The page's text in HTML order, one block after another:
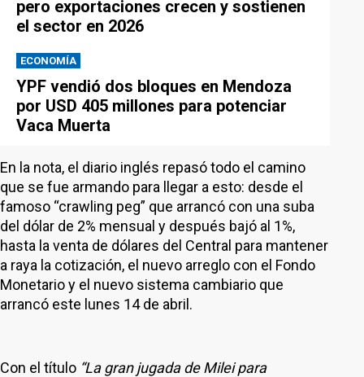
pero exportaciones crecen y sostienen
el sector en 2026
ECONOMÍA
YPF vendió dos bloques en Mendoza
por USD 405 millones para potenciar
Vaca Muerta
En la nota, el diario inglés repasó todo el camino
que se fue armando para llegar a esto: desde el
famoso “crawling peg” que arrancó con una suba
del dólar de 2% mensual y después bajó al 1%,
hasta la venta de dólares del Central para mantener
a raya la cotización, el nuevo arreglo con el Fondo
Monetario y el nuevo sistema cambiario que
arrancó este lunes 14 de abril.
Con el título “La gran jugada de Milei para